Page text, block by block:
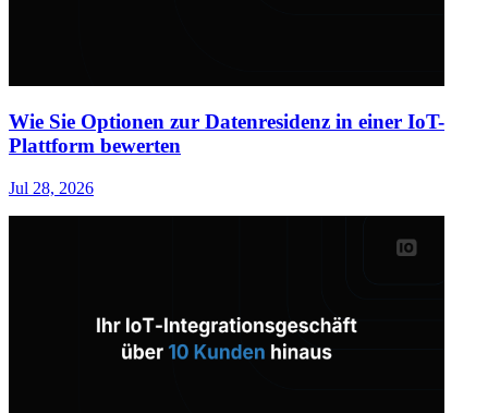
Wie Sie Optionen zur Datenresidenz in einer IoT-
Plattform bewerten
Jul 28, 2026